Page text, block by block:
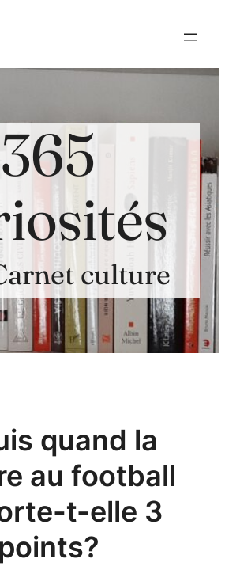
365
culture
quand la
au football
t-elle 3
points?